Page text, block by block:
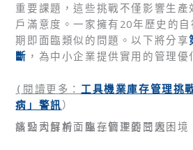
重要課題，這些挑戰不僅影響生產
戶滿意度。一家擁有20年歷史的
期即面臨類似的問題。以下將分享
斷 ，為中小企業提供實用的管理優
( 閱讀更多： 工具機業庫存管理挑
病」警訊）
痛點大解析：庫存管理的三大困境
該公司目前面臨三個主要問題：